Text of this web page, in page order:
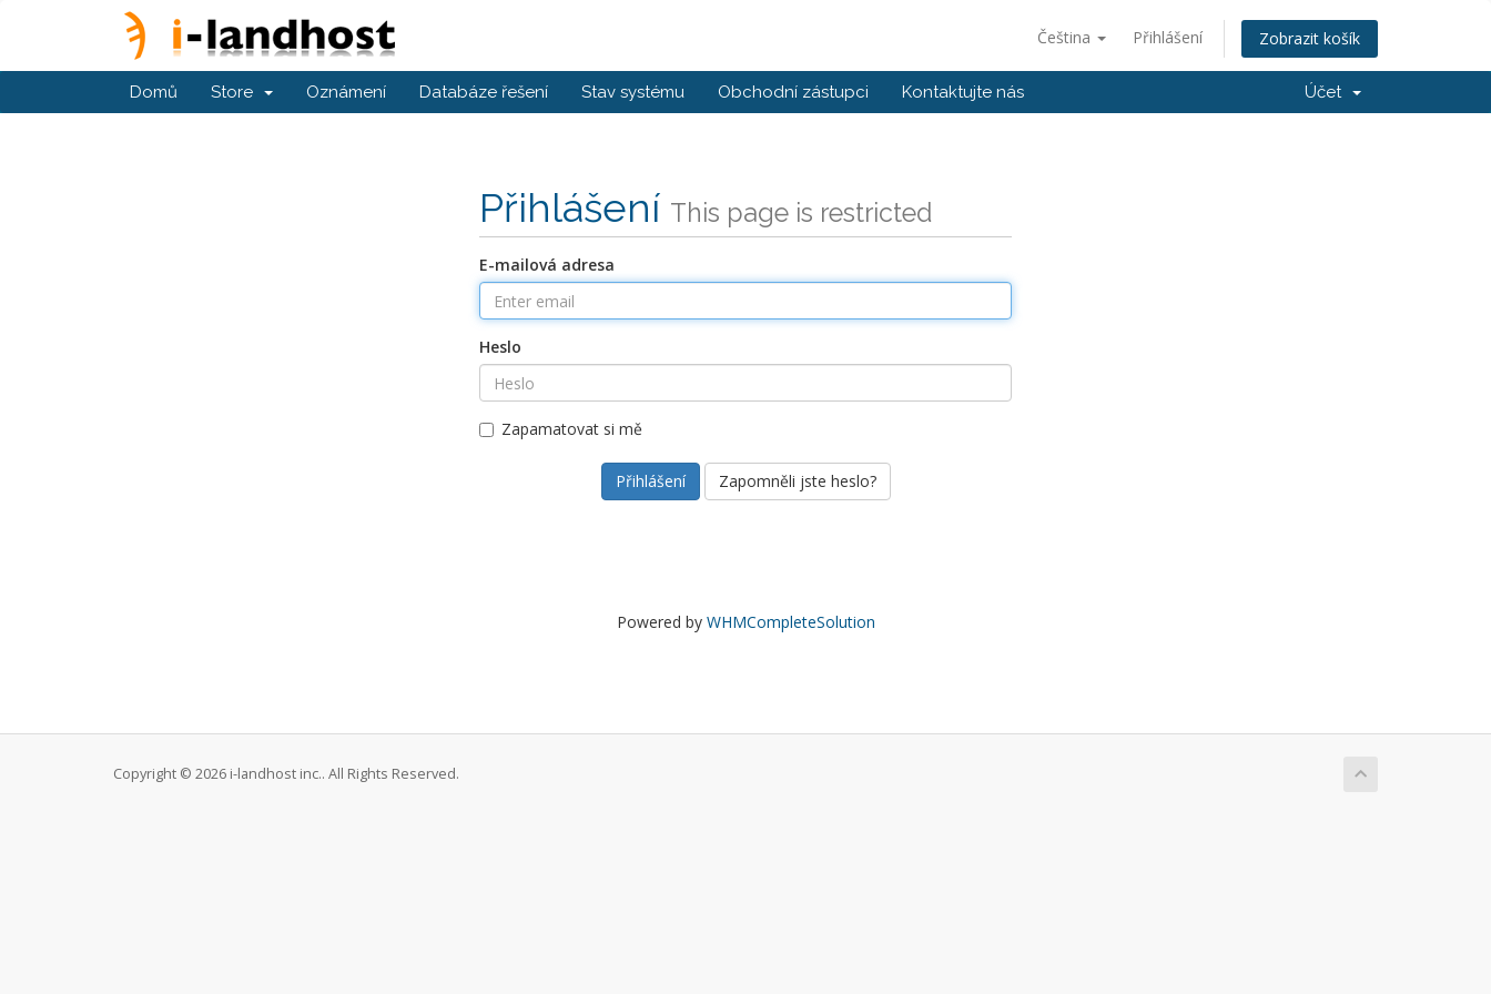
Čeština Přihlášení Zobrazit košík
Domů Store Oznámení Databáze řešení Stav systému Obchodní zástupci Kontaktujte nás Účet
Přihlášení This page is restricted
E-mailová adresa
Heslo
Zapamatovat si mě
Zapomněli jste heslo?
Powered by WHMCompleteSolution
Copyright © 2026 i-landhost inc.. All Rights Reserved.